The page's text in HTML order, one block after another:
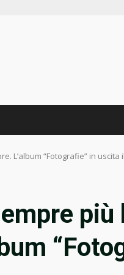
L’album “Fotografie” in uscita
più